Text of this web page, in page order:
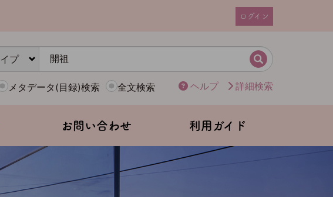
ユ
ー
ー
ア
ウ
ログイン
検索
メタデータ(目録)検索 全文検索 ヘルプ 詳細検索
お問い合わせ 利用ガイド